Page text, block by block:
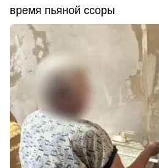
время пьяной ссоры